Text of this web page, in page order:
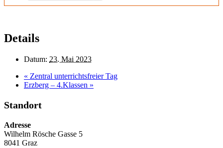
Details
Datum: 23. Mai 2023
« Zentral unterrichtsfreier Tag
Erzberg – 4.Klassen »
Standort
Adresse
Wilhelm Rösche Gasse 5
8041 Graz